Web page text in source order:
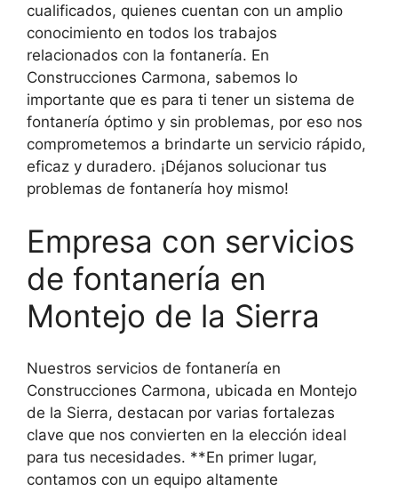
cualificados, quienes cuentan con un amplio
conocimiento en todos los trabajos
relacionados con la fontanería. En
Construcciones Carmona, sabemos lo
importante que es para ti tener un sistema de
fontanería óptimo y sin problemas, por eso nos
comprometemos a brindarte un servicio rápido,
eficaz y duradero. ¡Déjanos solucionar tus
problemas de fontanería hoy mismo!
Empresa con servicios
de fontanería en
Montejo de la Sierra
Nuestros servicios de fontanería en
Construcciones Carmona, ubicada en Montejo
de la Sierra, destacan por varias fortalezas
clave que nos convierten en la elección ideal
para tus necesidades. **En primer lugar,
contamos con un equipo altamente